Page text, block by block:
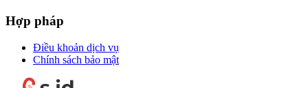
Hợp pháp
Điều khoản dịch vụ
Chính sách bảo mật